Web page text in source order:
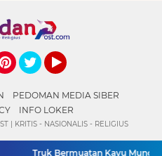
PEDOMAN MEDIA SIBER
INFO LOKER
Truk Bermuatan Kayu Mundur
| KRITIS - NASIONALIS - RELIGIUS